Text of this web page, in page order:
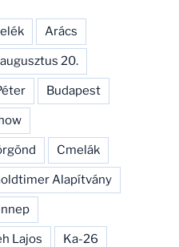
Arács
augusztus 20.
Budapest
Cmelák
Alapítvány
Lajos Ka-26